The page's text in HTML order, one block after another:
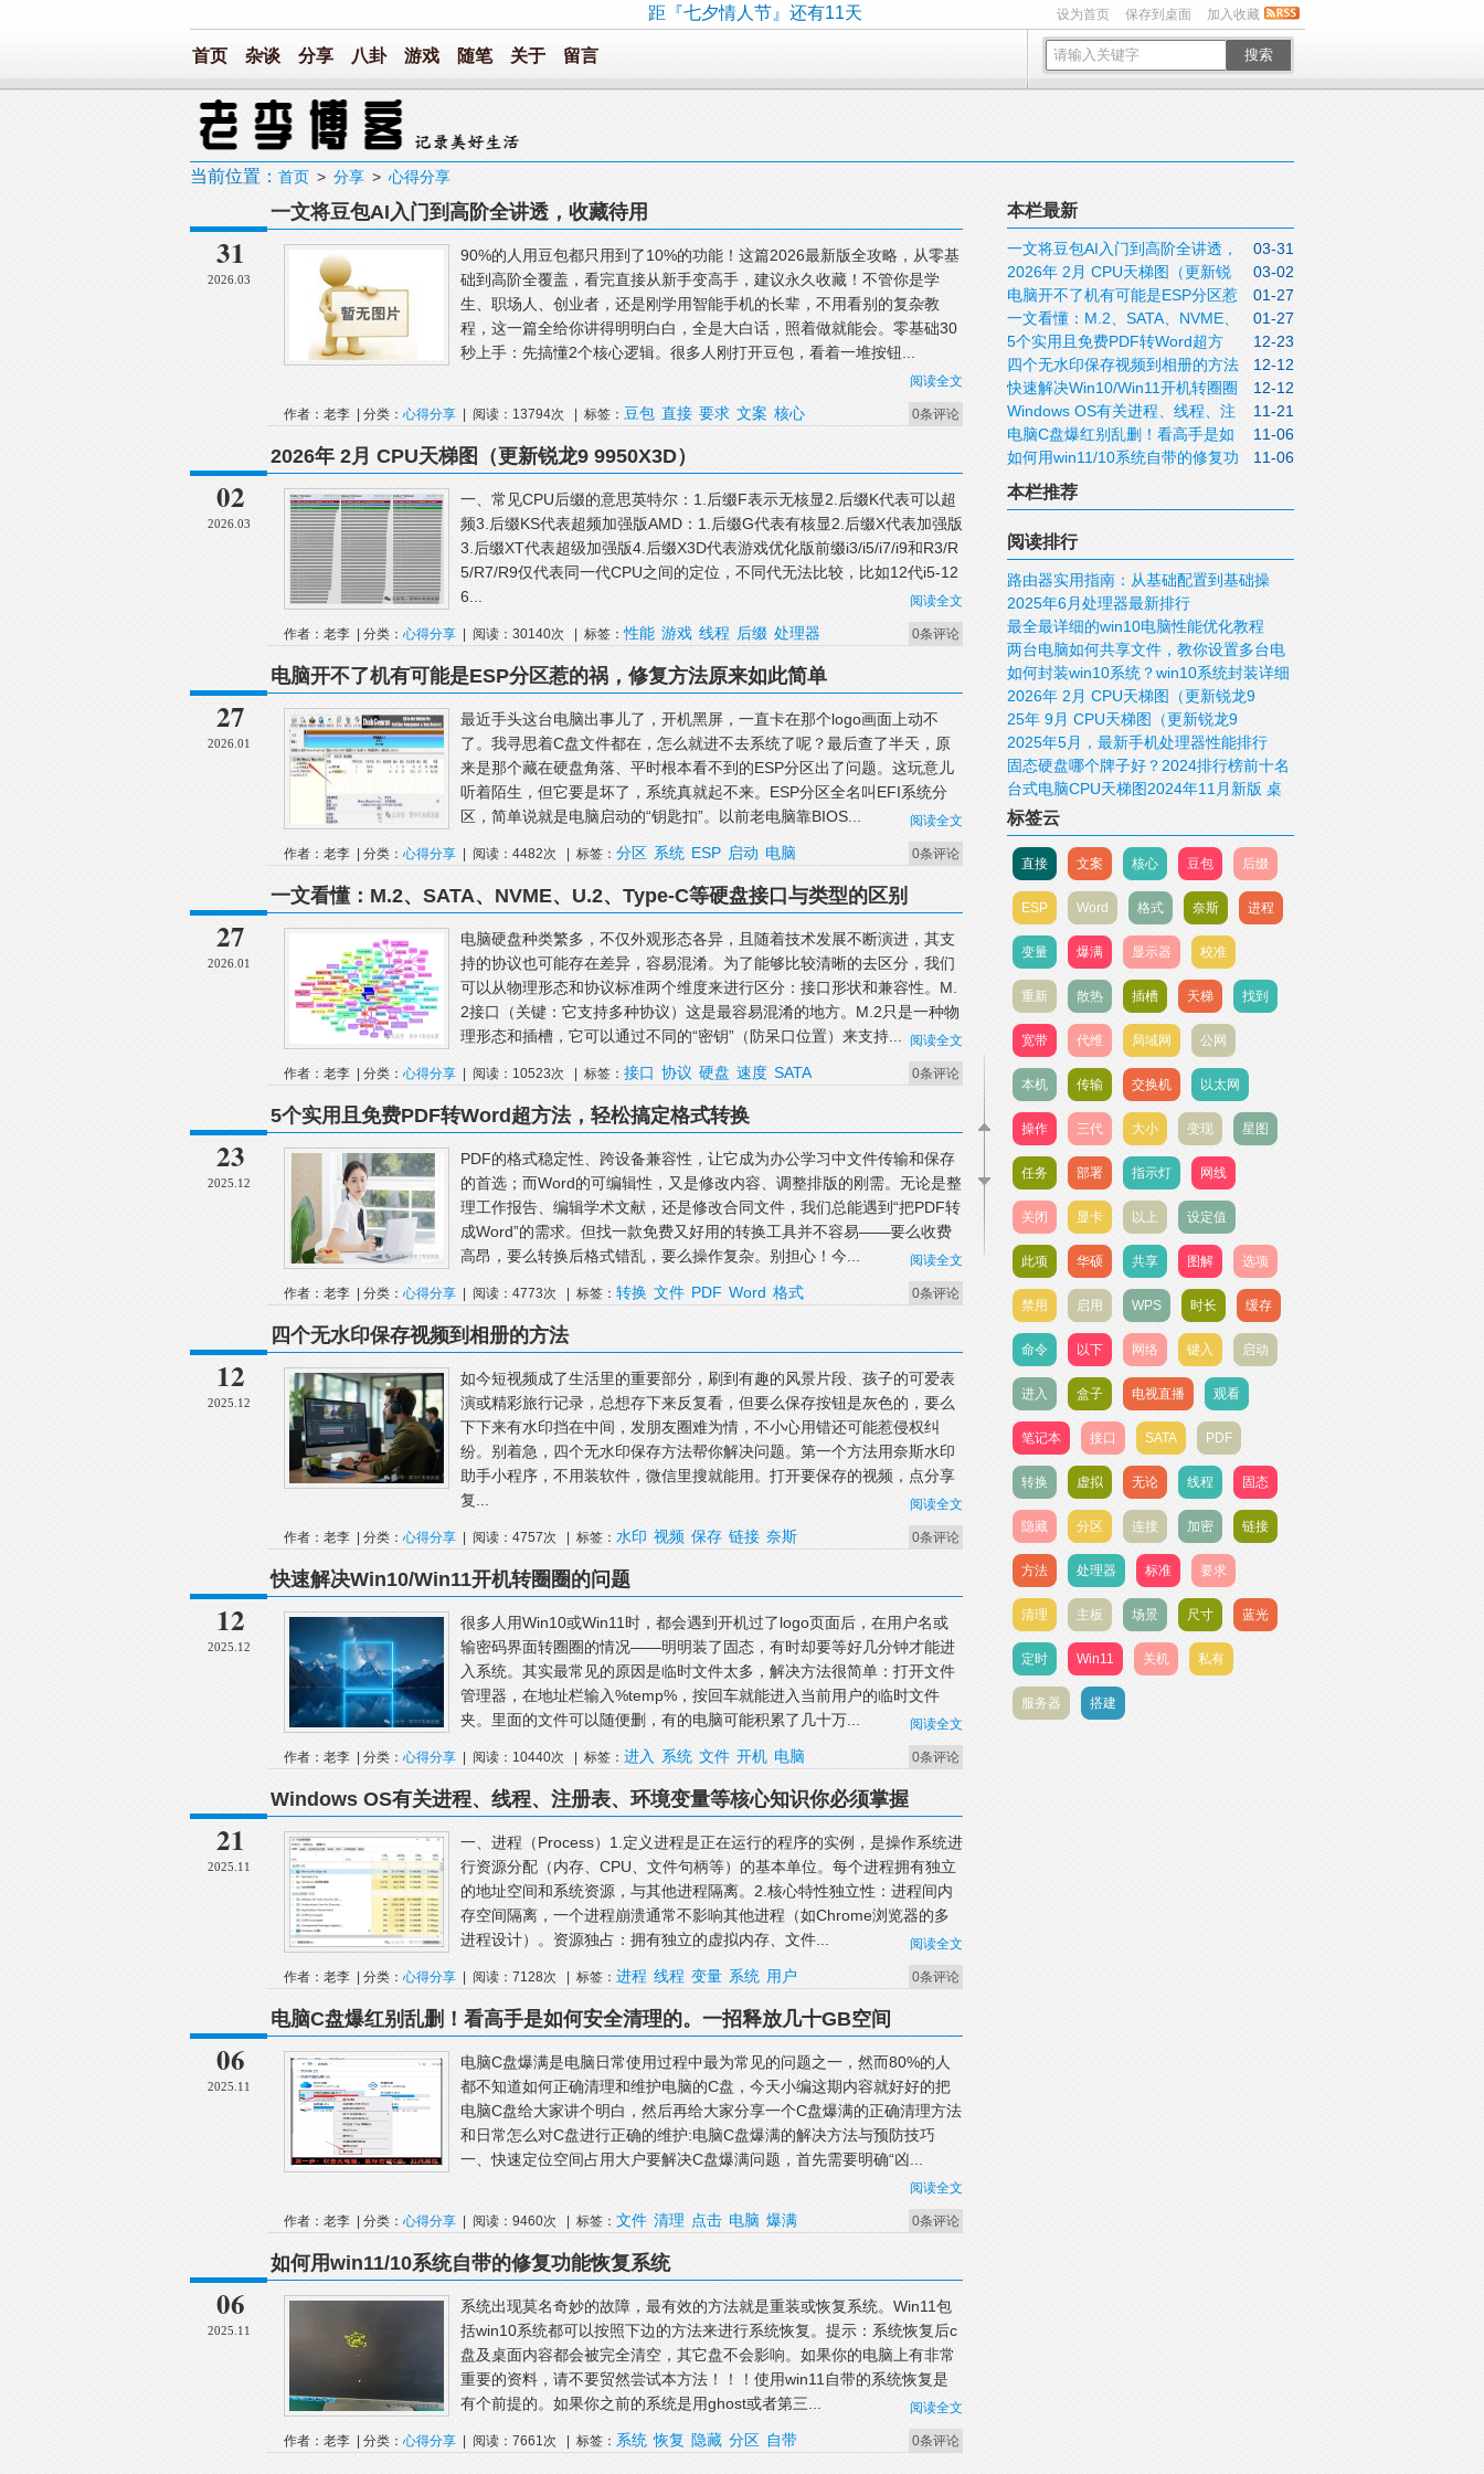
设为首页 保存到桌面 加入收藏
距『七夕情人节』还有11天
搜索
首页 杂谈 分享 八卦 游戏 随笔 关于 留言
当前位置： 首页 > 分享 > 心得分享
31
2026.03
一文将豆包AI入门到高阶全讲透，收藏待用
90%的人用豆包都只用到了10%的功能！这篇2026最新版全攻略，从零基
础到高阶全覆盖，看完直接从新手变高手，建议永久收藏！不管你是学
生、职场人、创业者，还是刚学用智能手机的长辈，不用看别的复杂教
程，这一篇全给你讲得明明白白，全是大白话，照着做就能会。零基础30
秒上手：先搞懂2个核心逻辑。很多人刚打开豆包，看着一堆按钮...
阅读全文
0条评论
作者：老李 | 分类： 心得分享 | 阅读：13794次 | 标签： 豆包 直接 要求 文案 核心
02
2026.03
2026年 2月 CPU天梯图（更新锐龙9 9950X3D）
一、常见CPU后缀的意思英特尔：1.后缀F表示无核显2.后缀K代表可以超
频3.后缀KS代表超频加强版AMD：1.后缀G代表有核显2.后缀X代表加强版
3.后缀XT代表超级加强版4.后缀X3D代表游戏优化版前缀i3/i5/i7/i9和R3/R
5/R7/R9仅代表同一代CPU之间的定位，不同代无法比较，比如12代i5-12
6...
阅读全文
0条评论
作者：老李 | 分类： 心得分享 | 阅读：30140次 | 标签：性能 游戏 线程 后缀 处理器
27
2026.01
电脑开不了机有可能是ESP分区惹的祸，修复方法原来如此简单
最近手头这台电脑出事儿了，开机黑屏，一直卡在那个logo画面上动不
了。我寻思着C盘文件都在，怎么就进不去系统了呢？最后查了半天，原
来是那个藏在硬盘角落、平时根本看不到的ESP分区出了问题。这玩意儿
听着陌生，但它要是坏了，系统真就起不来。ESP分区全名叫EFI系统分
区，简单说就是电脑启动的“钥匙扣”。以前老电脑靠BIOS...
阅读全文
0条评论
作者：老李 | 分类： 心得分享 | 阅读：4482次 | 标签： 分区 系统 ESP 启动 电脑
27
2026.01
一文看懂：M.2、SATA、NVME、U.2、Type-C等硬盘接口与类型的区别
电脑硬盘种类繁多，不仅外观形态各异，且随着技术发展不断演进，其支
持的协议也可能存在差异，容易混淆。为了能够比较清晰的去区分，我们
可以从物理形态和协议标准两个维度来进行区分：接口形状和兼容性。M.
2接口（关键：它支持多种协议）这是最容易混淆的地方。M.2只是一种物
理形态和插槽，它可以通过不同的“密钥”（防呆口位置）来支持...
阅读全文
0条评论
作者：老李 | 分类： 心得分享 | 阅读：10523次 | 标签： 接口 协议 硬盘 速度 SATA
23
2025.12
5个实用且免费PDF转Word超方法，轻松搞定格式转换
PDF的格式稳定性、跨设备兼容性，让它成为办公学习中文件传输和保存
的首选；而Word的可编辑性，又是修改内容、调整排版的刚需。无论是整
理工作报告、编辑学术文献，还是修改合同文件，我们总能遇到“把PDF转
成Word”的需求。但找一款免费又好用的转换工具并不容易——要么收费
高昂，要么转换后格式错乱，要么操作复杂。别担心！今...
阅读全文
0条评论
作者：老李 | 分类： 心得分享 | 阅读：4773次 | 标签： 转换 文件 PDF Word 格式
12
2025.12
四个无水印保存视频到相册的方法
如今短视频成了生活里的重要部分，刷到有趣的风景片段、孩子的可爱表
演或精彩旅行记录，总想存下来反复看，但要么保存按钮是灰色的，要么
下下来有水印挡在中间，发朋友圈难为情，不小心用错还可能惹侵权纠
纷。别着急，四个无水印保存方法帮你解决问题。第一个方法用奈斯水印
助手小程序，不用装软件，微信里搜就能用。打开要保存的视频，点分享
复...
阅读全文
0条评论
作者：老李 | 分类： 心得分享 | 阅读：4757次 | 标签： 水印 视频 保存 链接 奈斯
12
2025.12
快速解决Win10/Win11开机转圈圈的问题
很多人用Win10或Win11时，都会遇到开机过了logo页面后，在用户名或
输密码界面转圈圈的情况——明明装了固态，有时却要等好几分钟才能进
入系统。其实最常见的原因是临时文件太多，解决方法很简单：打开文件
管理器，在地址栏输入%temp%，按回车就能进入当前用户的临时文件
夹。里面的文件可以随便删，有的电脑可能积累了几十万...
阅读全文
0条评论
作者：老李 | 分类： 心得分享 | 阅读：10440次 | 标签： 进入 系统 文件 开机 电脑
21
2025.11
Windows OS有关进程、线程、注册表、环境变量等核心知识你必须掌握
一、进程（Process）1.定义进程是正在运行的程序的实例，是操作系统进
行资源分配（内存、CPU、文件句柄等）的基本单位。每个进程拥有独立
的地址空间和系统资源，与其他进程隔离。2.核心特性独立性：进程间内
存空间隔离，一个进程崩溃通常不影响其他进程（如Chrome浏览器的多
进程设计）。资源独占：拥有独立的虚拟内存、文件...
阅读全文
0条评论
作者：老李 | 分类： 心得分享 | 阅读：7128次 | 标签： 进程 线程 变量 系统 用户
06
2025.11
电脑C盘爆红别乱删！看高手是如何安全清理的。一招释放几十GB空间
电脑C盘爆满是电脑日常使用过程中最为常见的问题之一，然而80%的人
都不知道如何正确清理和维护电脑的C盘，今天小编这期内容就好好的把
电脑C盘给大家讲个明白，然后再给大家分享一个C盘爆满的正确清理方法
和日常怎么对C盘进行正确的维护:电脑C盘爆满的解决方法与预防技巧
一、快速定位空间占用大户要解决C盘爆满问题，首先需要明确“凶...
阅读全文
0条评论
作者：老李 | 分类： 心得分享 | 阅读：9460次 | 标签： 文件 清理 点击 电脑 爆满
06
2025.11
如何用win11/10系统自带的修复功能恢复系统
系统出现莫名奇妙的故障，最有效的方法就是重装或恢复系统。Win11包
括win10系统都可以按照下边的方法来进行系统恢复。提示：系统恢复后c
盘及桌面内容都会被完全清空，其它盘不会影响。如果你的电脑上有非常
重要的资料，请不要贸然尝试本方法！！！使用win11自带的系统恢复是
有个前提的。如果你之前的系统是用ghost或者第三...
阅读全文
0条评论
作者：老李 | 分类： 心得分享 | 阅读：7661次 | 标签： 系统 恢复 隐藏 分区 自带
本栏最新
03-31
一文将豆包AI入门到高阶全讲透，
收藏待用
03-02
2026年 2月 CPU天梯图（更新锐
龙9 9950X3D）
01-27
电脑开不了机有可能是ESP分区惹
的祸，修复方法原来如此简单
01-27
一文看懂：M.2、SATA、NVME、
U.2、Type-C等硬盘接口与类型的区别12-23
5个实用且免费PDF转Word超方
法，轻松搞定格式转换
12-12
四个无水印保存视频到相册的方法
12-12
快速解决Win10/Win11开机转圈圈
的问题
11-21
Windows OS有关进程、线程、注
册表、环境变量等核心知识你必须掌握11-06
电脑C盘爆红别乱删！看高手是如
何安全清理的。一招释放几十GB空间11-06
如何用win11/10系统自带的修复功
能恢复系统
本栏推荐
阅读排行
路由器实用指南：从基础配置到基础操
作！
2025年6月处理器最新排行
最全最详细的win10电脑性能优化教程
两台电脑如何共享文件，教你设置多台电
脑共享文件
如何封装win10系统？win10系统封装详细
图文教程
2026年 2月 CPU天梯图（更新锐龙9
9950X3D）
25年 9月 CPU天梯图（更新锐龙9
9950X3D）及25年 9月 显卡天梯图（更新
RTX 5090Dv2&RX 9060）
2025年5月，最新手机处理器性能排行
固态硬盘哪个牌子好？2024排行榜前十名
推荐
台式电脑CPU天梯图2024年11月新版 桌
面CPU性能排行榜
标签云
直接 文案 核心 豆包 后缀
ESP Word 格式 奈斯 进程
变量 爆满 显示器 校准
重新 散热 插槽 天梯 找到
宽带 代维 局域网 公网
本机 传输 交换机 以太网
操作 三代 大小 变现 星图
任务 部署 指示灯 网线
关闭 显卡 以上 设定值
此项 华硕 共享 图解 选项
禁用 启用 WPS 时长 缓存
命令 以下 网络 键入 启动
进入 盒子 电视直播 观看
笔记本 接口 SATA PDF
转换 虚拟 无论 线程 固态
隐藏 分区 连接 加密 链接
方法 处理器 标准 要求
清理 主板 场景 尺寸 蓝光
定时 Win11 关机 私有
服务器 搭建